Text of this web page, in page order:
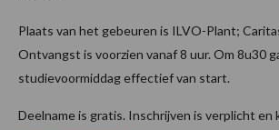
Plaats van het gebeuren is ILVO-Plant;
Ontvangst is voorzien vanaf 8 uur. Om 8u30
studievoormiddag effectief van start.
Deelname is gratis. Inschrijven is verplicht en